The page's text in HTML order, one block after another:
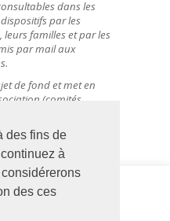
des fins de
à
des ces
dans les
par les
familles et par les
par mail aux
de fond et met en
(comités
à venir.
Adapei